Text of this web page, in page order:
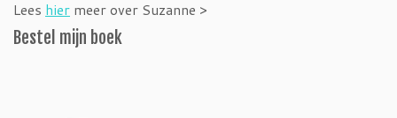
Lees hier meer over Suzanne >
Bestel mijn boek